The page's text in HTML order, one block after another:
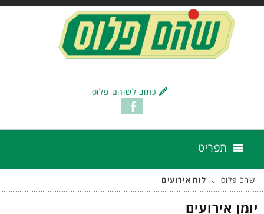
כתוב לשוהם פלוס
תפריט
שהם פלוס לוח אירועים
יומן אירועים